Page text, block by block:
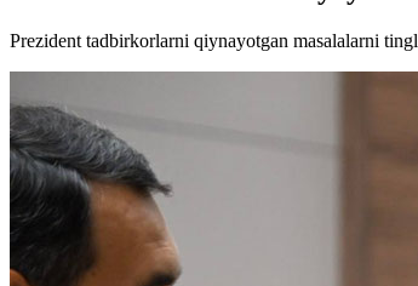
Prezident tadbirkorlarni qiynayotgan masalalarni